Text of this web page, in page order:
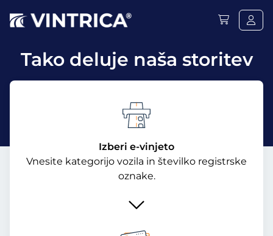
Tako deluje naša storitev
Izberi e-vinjeto
Vnesite kategorijo vozila in številko registrske
oznake.